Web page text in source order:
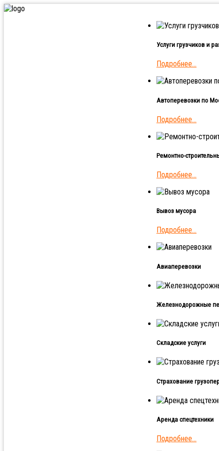
Услуги грузчиков и
Подробнее...
Автоперевозки по
Подробнее...
Ремонтно-
Подробнее...
Вывоз мусора
Подробнее...
Авиаперевозки
Железнодорожные
Складские услуги
Страхование
Аренда спецтехники
Подробнее...